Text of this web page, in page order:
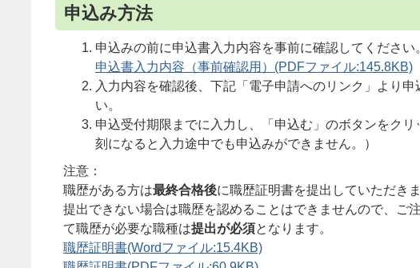
申込み方法
申込みの前に申込書入力内容を事前に確認してください
申込書入力内容（事前確認用）(PDFファイル:145.8KB)
入力内容を確認後、下記「電子申請へのリンク」より
い。
申込受付期限までに入力し、「申込む」のボタンをク
刻になると入力途中でも申込みができません。）
注意：
職歴がある方は最終合格後に職歴証明書を提出していただき
提出できない場合は職歴を認めることはできませんので、ご
て職歴が必要な職種は提出が必須となります。
職歴証明書(Wordファイル:15.4KB)